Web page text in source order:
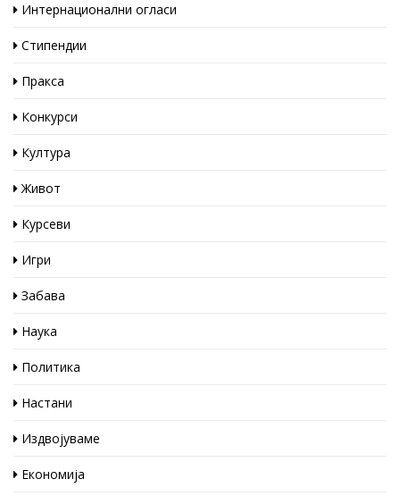
Интернационални огласи
Стипендии
Пракса
Конкурси
Култура
Живот
Курсеви
Игри
Забава
Наука
Политика
Настани
Издвојуваме
Економија